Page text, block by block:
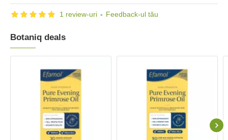
1 review-uri - Feedback-ul tău
Botaniq deals